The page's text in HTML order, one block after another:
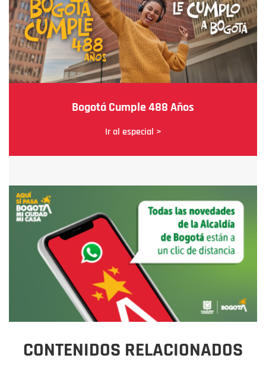
Bogotá Cumple 488 Años
Ir al especial >
CONTENIDOS RELACIONADOS